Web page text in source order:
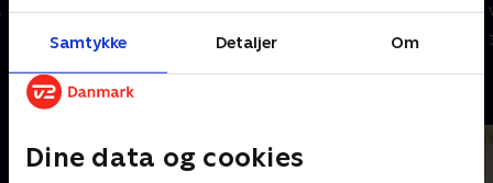
Samtykke Detaljer Om
Dine data og cookies
Melvin, der inviterer. Hvem får
24. juni 2026 • 26 min
klassiske danske
Studenterkørsel. Hvem
kommer først i mål?
25. juni 2026 • 25 min
Andre så også